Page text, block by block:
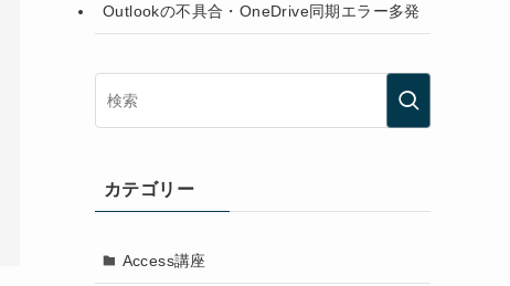
Outlookの不具合・OneDrive同期エラー多発
カテゴリー
Access講座